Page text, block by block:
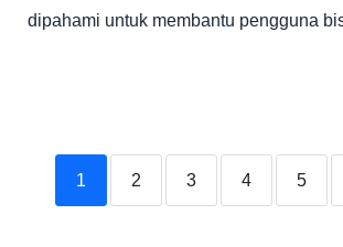
dipahami untuk membantu pengguna
1 2 3 4 5